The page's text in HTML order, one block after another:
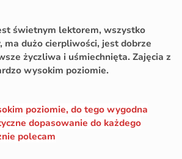
świetnym lektorem, wszystko
ma dużo cierpliwości, jest dobrze
życzliwa i uśmiechnięta. Zajęcia z
wysokim poziomie.
poziomie, do tego wygodna
dopasowanie do każdego
polecam